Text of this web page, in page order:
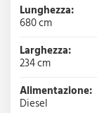
Lunghezza:
680 cm
Larghezza:
234 cm
Alimentazione:
Diesel